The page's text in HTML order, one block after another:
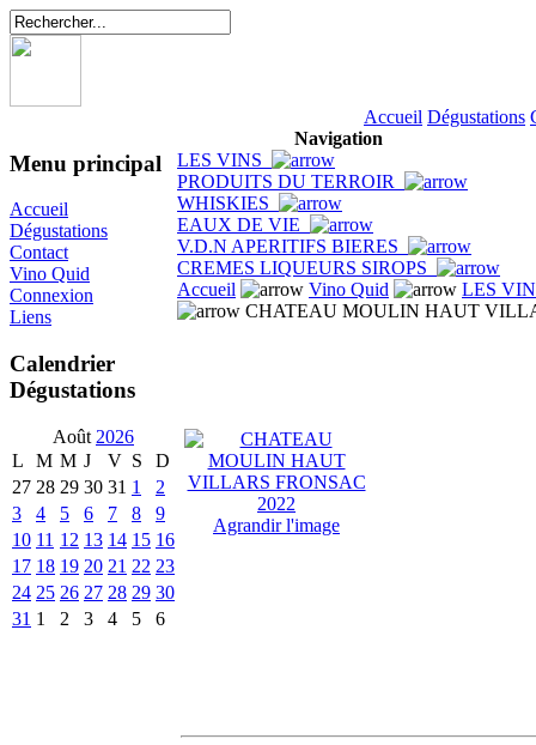
Accueil Dégustations
Menu principal
Accueil
Dégustations
Contact
Vino Quid
Connexion
Liens
Calendrier
Dégustations
Août 2026
L
M M J V S
D
27 28 29 30 31 1
2
3
4 5 6 7 8
9
10 11 12 13 14 15 16
17 18 19 20 21 22 23
24 25 26 27 28 29 30
31 1 2 3 4 5 6
Navigation
LES VINS
PRODUITS DU TERROIR
WHISKIES
EAUX DE VIE
V.D.N APERITIFS BIERES
CREMES LIQUEURS SIROPS
Accueil
Vino Quid
LES
CHATEAU MOULIN HAUT
Agrandir l'image